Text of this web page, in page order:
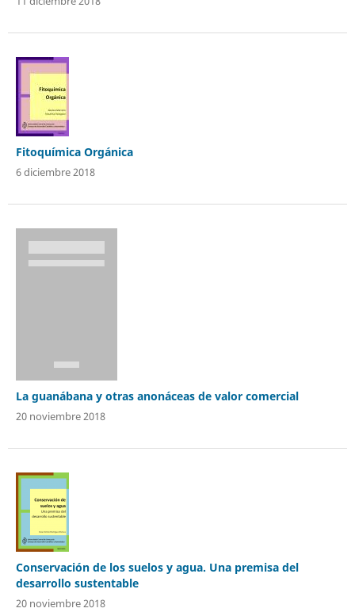
Fitoquímica Orgánica
6 diciembre 2018
La guanábana y otras anonáceas de valor comercial
20 noviembre 2018
Conservación de los suelos y agua. Una premisa del
desarrollo sustentable
20 noviembre 2018